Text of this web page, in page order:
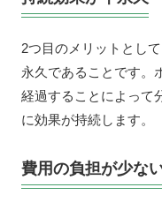
2つ目のメリットとし
永久であることです。
経過することによって
に効果が持続します。
費用の負担が少な